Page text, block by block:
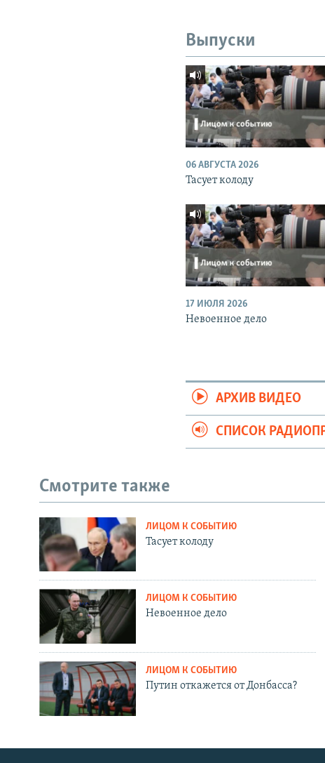
Выпуски
06 АВГУСТА 2026
Тасует колоду
17 ИЮЛЯ 2026
Невоенное дело
АРХИВ ВИДЕО
СПИСОК
Смотрите также
ЛИЦОМ К СОБЫТИЮ
Тасует колоду
ЛИЦОМ К СОБЫТИЮ
Невоенное дело
ЛИЦОМ К СОБЫТИЮ
Путин откажется от Донбасса?